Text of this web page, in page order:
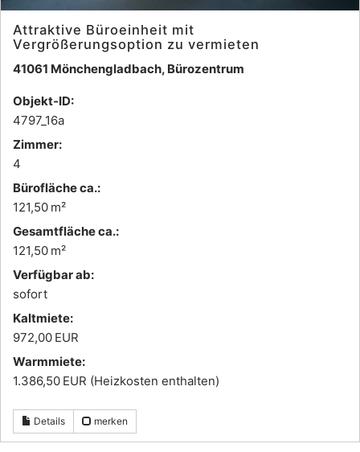
Attraktive Büroeinheit mit
Vergrößerungsoption zu vermieten
41061 Mönchengladbach, Bürozentrum
Objekt-ID:
4797_16a
Zimmer:
4
Bürofläche ca.:
121,50 m²
Gesamtfläche ca.:
121,50 m²
Verfügbar ab:
sofort
Kaltmiete:
972,00 EUR
Warmmiete:
1.386,50 EUR (Heizkosten enthalten)
Details merken